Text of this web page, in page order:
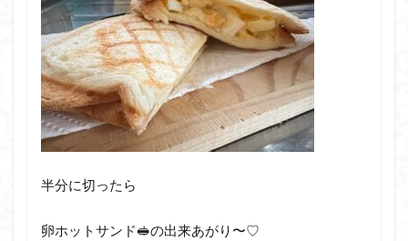
半分に切ったら
卵ホットサンド🥪の出来あがり〜♡